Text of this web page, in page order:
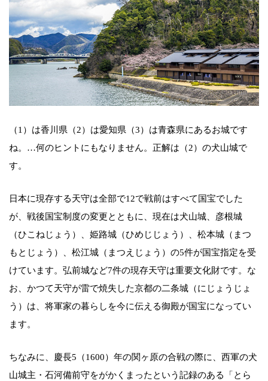
（1）は香川県（2）は愛知県（3）は青森県にあるお城です
ね。…何のヒントにもなりません。正解は（2）の犬山城で
す。
日本に現存する天守は全部で12で戦前はすべて国宝でした
が、戦後国宝制度の変更とともに、現在は犬山城、彦根城
（ひこねじょう）、姫路城（ひめじじょう）、松本城（まつ
もとじょう）、松江城（まつえじょう）の5件が国宝指定を受
けています。弘前城など7件の現存天守は重要文化財です。な
お、かつて天守が雷で焼失した京都の二条城（にじょうじょ
う）は、将軍家の暮らしを今に伝える御殿が国宝になってい
ます。
ちなみに、慶長5（1600）年の関ヶ原の合戦の際に、西軍の犬
山城主・石河備前守をがかくまったという記録のある「とら